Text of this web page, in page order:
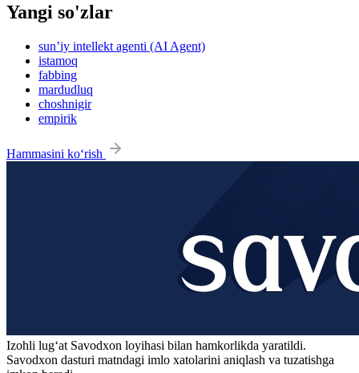
Yangi so'zlar
sun’iy intellekt agenti (AI Agent)
istamoq
fabbing
mardudluq
choshnigir
empirik
Hammasini ko‘rish
Izohli lugʻat Savodxon loyihasi bilan hamkorlikda yaratildi.
Savodxon dasturi matndagi imlo xatolarini aniqlash va tuzatishga